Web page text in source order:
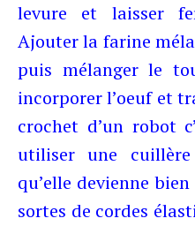
levure et laisser
Ajouter la farine
puis mélanger le
incorporer l’oeuf et
crochet d’un robot
utiliser une
qu’elle devienne
sortes de cordes